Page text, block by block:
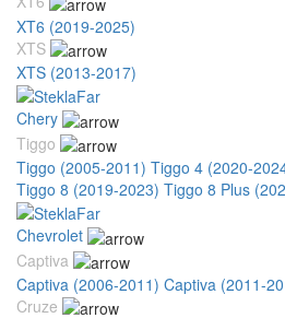
XT6 (2019-2025)
XTS
XTS (2013-2017)
Chery
Tiggo
Tiggo (2005-2011) Tiggo 4 (2020-
Tiggo 8 (2019-2023) Tiggo 8 Plus
Chevrolet
Captiva
Captiva (2006-2011) Captiva (2011-
Cruze